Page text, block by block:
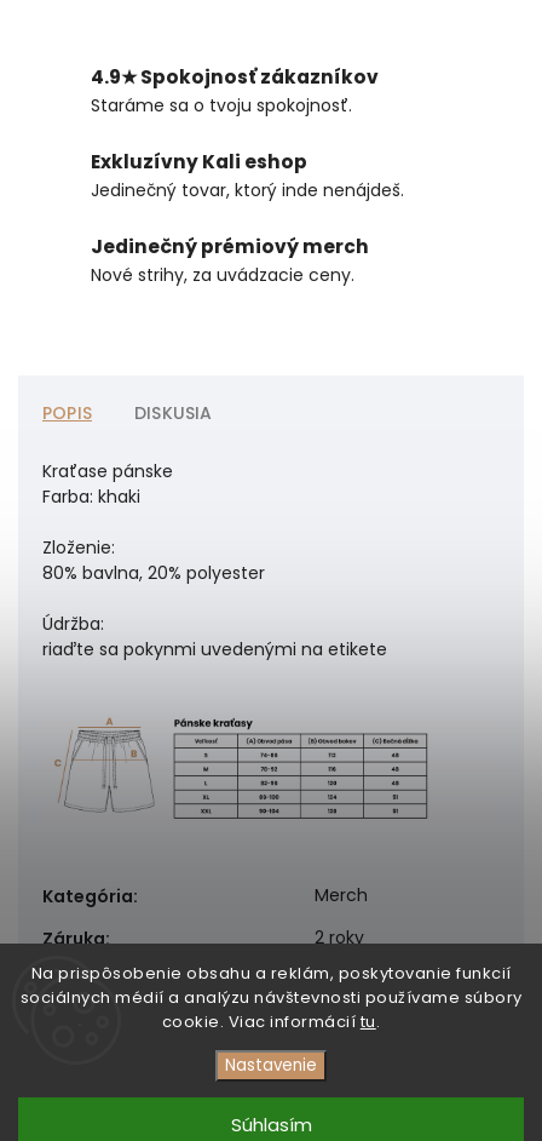
Na prispôsobenie obsahu a reklám, poskytovanie funkcií
sociálnych médií a analýzu návštevnosti používame súbory
cookie. Viac informácií tu.
Nastavenie
Súhlasím
4.9★ Spokojnosť zákazníkov
Staráme sa o tvoju spokojnosť.
Exkluzívny Kali eshop
Jedinečný tovar, ktorý inde nenájdeš.
Jedinečný prémiový merch
Nové strihy, za uvádzacie ceny.
POPIS DISKUSIA
Kraťase pánske
Farba: khaki
Zloženie:
80% bavlna, 20% polyester
Údržba:
riaďte sa pokynmi uvedenými na etikete
Kategória:
Merch
Záruka: 2 roky
DezertMusic. Všetky práva vyhradené.
Upraviť nastavenie cookies